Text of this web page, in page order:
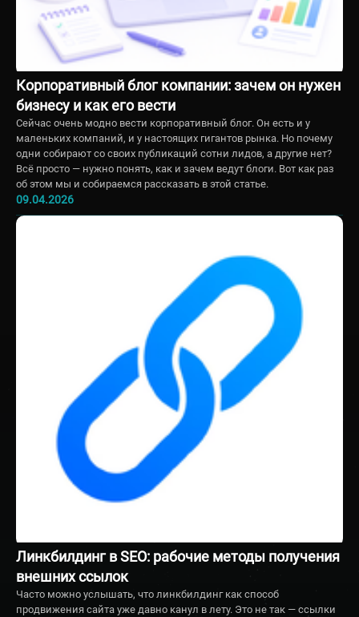
Корпоративный блог компании: зачем он нужен
бизнесу и как его вести
Сейчас очень модно вести корпоративный блог. Он есть и у
маленьких компаний, и у настоящих гигантов рынка. Но почему
одни собирают со своих публикаций сотни лидов, а другие нет?
Всё просто — нужно понять, как и зачем ведут блоги. Вот как раз
об этом мы и собираемся рассказать в этой статье.
09.04.2026
Линкбилдинг в SEO: рабочие методы получения
внешних ссылок
Часто можно услышать, что линкбилдинг как способ
продвижения сайта уже давно канул в лету. Это не так — ссылки